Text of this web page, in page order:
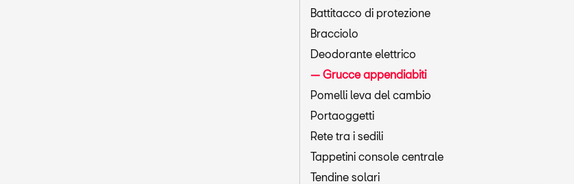
Battitacco di protezione
Bracciolo
Deodorante elettrico
Grucce appendiabiti
Pomelli leva del cambio
Portaoggetti
Rete tra i sedili
Tappetini console centrale
Tendine solari